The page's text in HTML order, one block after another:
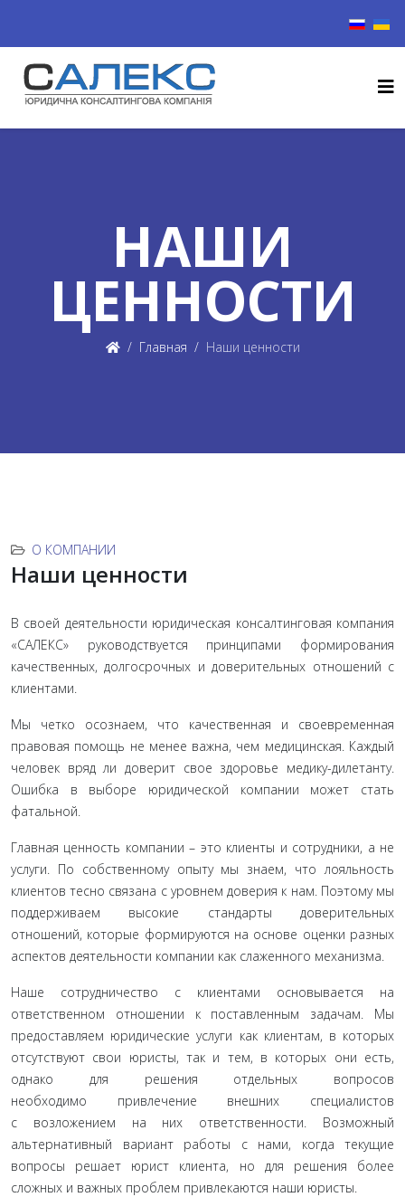
НАШИ
ЦЕННОСТИ
Главная Наши ценности
О КОМПАНИИ
Наши ценности
В своей деятельности юридическая консалтинговая компания
«САЛЕКС» руководствуется принципами формирования
качественных, долгосрочных и доверительных отношений с
клиентами.
Мы четко осознаем, что качественная и своевременная
правовая помощь не менее важна, чем медицинская. Каждый
человек вряд ли доверит свое здоровье медику-дилетанту.
Ошибка в выборе юридической компании может стать
фатальной.
Главная ценность компании – это клиенты и сотрудники, а не
услуги. По собственному опыту мы знаем, что лояльность
клиентов тесно связана с уровнем доверия к нам. Поэтому мы
поддерживаем высокие стандарты доверительных
отношений, которые формируются на основе оценки разных
аспектов деятельности компании как слаженного механизма.
Наше сотрудничество с клиентами основывается на
ответственном отношении к поставленным задачам. Мы
предоставляем юридические услуги как клиентам, в которых
отсутствуют свои юристы, так и тем, в которых они есть,
однако для решения отдельных вопросов
необходимо привлечение внешних специалистов
с возложением на них ответственности. Возможный
альтернативный вариант работы с нами, когда текущие
вопросы решает юрист клиента, но для решения более
сложных и важных проблем привлекаются наши юристы.